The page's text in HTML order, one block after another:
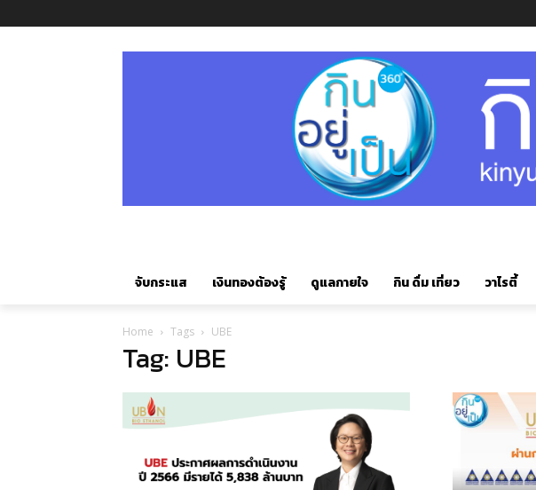
จับกระแส เงินทองต้องรู้ ดูแลกายใจ กิน ดื่ม เที่ยว วาไรตี้
Home Tags UBE
Tag: UBE